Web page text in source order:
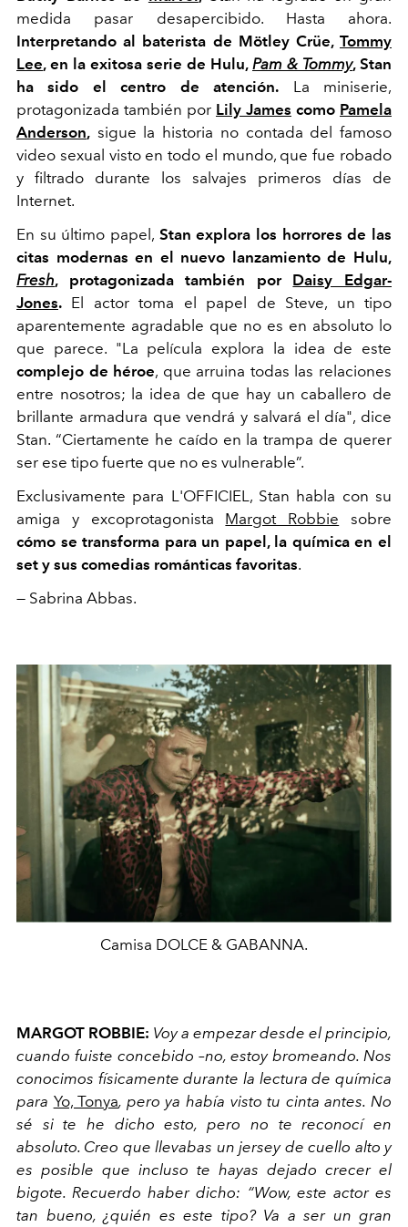
medida pasar desapercibido. Hasta ahora.
Interpretando al baterista de Mötley Crüe, Tommy
Lee, en la exitosa serie de Hulu, Pam & Tommy, Stan
ha sido el centro de atención. La miniserie,
protagonizada también por Lily James como Pamela
Anderson, sigue la historia no contada del famoso
video sexual visto en todo el mundo, que fue robado
y filtrado durante los salvajes primeros días de
Internet.
En su último papel, Stan explora los horrores de las
citas modernas en el nuevo lanzamiento de Hulu,
Fresh, protagonizada también por Daisy Edgar-
Jones. El actor toma el papel de Steve, un tipo
aparentemente agradable que no es en absoluto lo
que parece. "La película explora la idea de este
complejo de héroe, que arruina todas las relaciones
entre nosotros; la idea de que hay un caballero de
brillante armadura que vendrá y salvará el día", dice
Stan. “Ciertamente he caído en la trampa de querer
ser ese tipo fuerte que no es vulnerable”.
Exclusivamente para L'OFFICIEL, Stan habla con su
amiga y excoprotagonista Margot Robbie sobre
cómo se transforma para un papel, la química en el
set y sus comedias románticas favoritas.
— Sabrina Abbas.
Camisa DOLCE & GABANNA.
MARGOT ROBBIE: Voy a empezar desde el principio,
cuando fuiste concebido –no, estoy bromeando. Nos
conocimos físicamente durante la lectura de química
para Yo, Tonya, pero ya había visto tu cinta antes. No
sé si te he dicho esto, pero no te reconocí en
absoluto. Creo que llevabas un jersey de cuello alto y
es posible que incluso te hayas dejado crecer el
bigote. Recuerdo haber dicho: “Wow, este actor es
tan bueno, ¿quién es este tipo? Va a ser un gran